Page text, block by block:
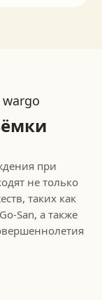
при
не только
таких как
San, а также